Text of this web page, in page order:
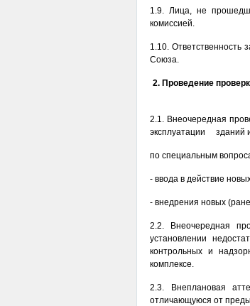
1.9. Лица, не
комиссией.
1.10. Ответственность
Союза.
2. Проведение
2.1. Внеочередная
эксплуатации зданий
по специальным
- ввода в действие
- внедрения новых
2.2. Внеочередная
установлении
контрольных и
комплексе.
2.3. Внеплановая
отличающуюся от